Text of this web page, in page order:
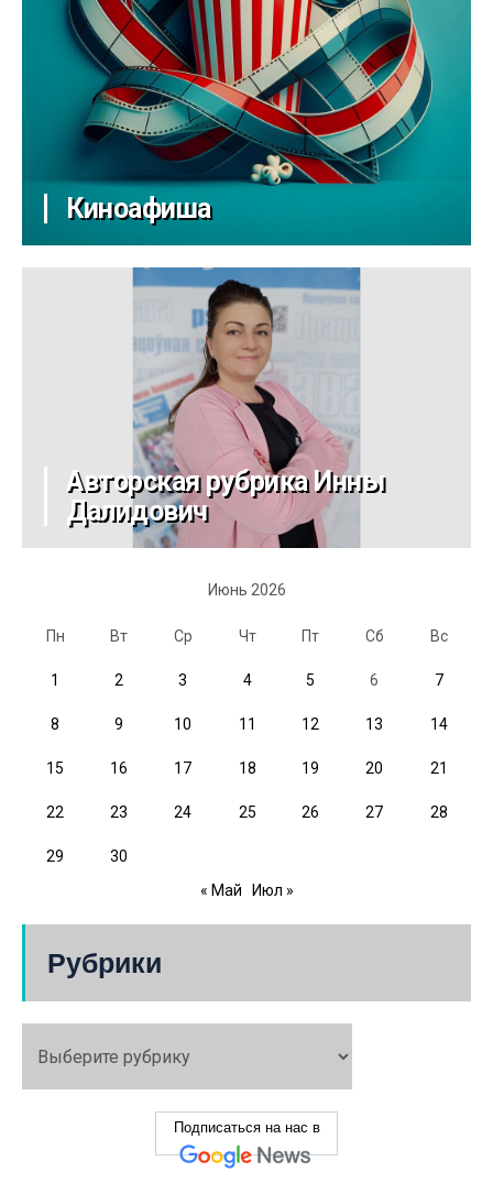
Киноафиша
Авторская рубрика Инны
Далидович
Июнь 2026
Пн Вт Ср Чт Пт Сб Вс
1 2 3 4 5 6 7
8 9 10 11 12 13 14
15 16 17 18 19 20 21
22 23 24 25 26 27 28
29
30
« Май
Июл »
Рубрики
Подписаться на нас в